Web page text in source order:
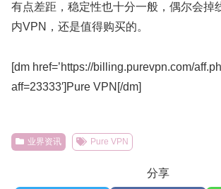
有点差距，稳定性也十分一般，偶尔会掉
内VPN，还是值得购买的。
[dm href=’https://billing.purevpn.com/
aff=23333′]Pure VPN[/dm]
业界资讯 Pure VPN
分享